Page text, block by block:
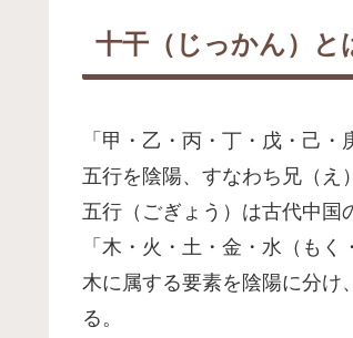
十干（じっかん）と
「甲・乙・丙・丁・戊・己・
五行を陰陽、すなわち兄（え
五行（ごぎょう）は古代中国
「木・火・土・金・水（もく
木に属する要素を陰陽に分け
る。